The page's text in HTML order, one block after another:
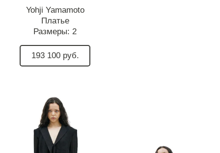
Yohji Yamamoto
Платье
Размеры: 2
193 100 руб.